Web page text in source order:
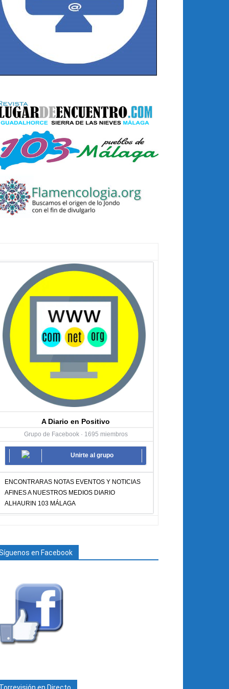
A Diario en Positivo
Grupo de Facebook · 1695 miembros
Unirte al grupo
ENCONTRARAS NOTAS EVENTOS Y NOTICIAS
AFINES A NUESTROS MEDIOS DIARIO
ALHAURIN 103 MÁLAGA
en Facebook
en Directo